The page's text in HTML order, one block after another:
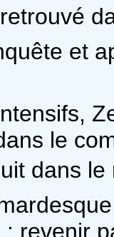
et
le
dans le
revenir